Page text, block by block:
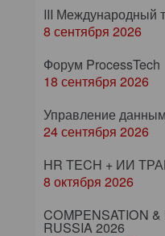
III Международный
8 сентября 2026
Форум ProcessTech
18 сентября 2026
Управление
24 сентября 2026
HR TECH + ИИ
8 октября 2026
COMPENSATION
RUSSIA 2026